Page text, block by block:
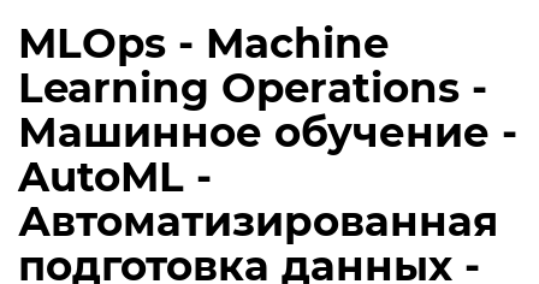
MLOps - Machine
Learning Operations -
Машинное обучение -
AutoML -
Автоматизированная
подготовка данных -